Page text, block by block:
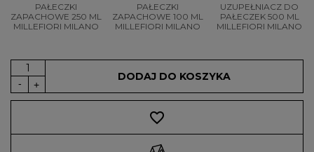
PAŁECZKI
ZAPACHOWE 250 ML
MILLEFIORI MILANO
PAŁECZKI
ZAPACHOWE 100 ML
MILLEFIORI MILANO
UZUPEŁNIACZ DO
PAŁECZEK 500 ML
MILLEFIORI MILANO
DODAJ DO KOSZYKA
favorite_border